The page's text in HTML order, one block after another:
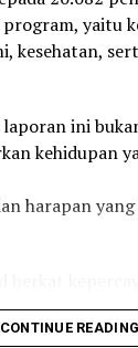
Bank Kalsel
“Dan yang
Jadi sangat
yaitu
kesehatan,
ini
kehidupan
harapan
ti Bank
CONTINUE READING